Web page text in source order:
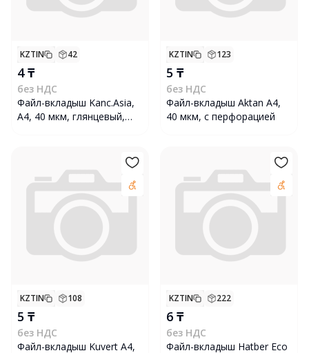
KZTIN 42
4 ₸
без НДС
Файл-вкладыш Kanc.Asia,
А4, 40 мкм, глянцевый,
KZTIN 123
5 ₸
без НДС
Файл-вкладыш Aktan A4,
40 мкм, с перфорацией
KZTIN 108
5 ₸
без НДС
Файл-вкладыш Kuvert А4,
KZTIN 222
6 ₸
без НДС
Файл-вкладыш Hatber Есо